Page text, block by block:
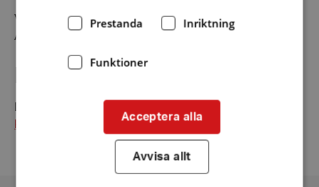
Vi träffas i föreningens lokaler på S:t Göransgatan 82
A. Närmaste tunnelbana är Fridhemsplan.
Har du frågor?
kansli@hrfstockholm.se.
Prestanda Inriktning
Funktioner
Acceptera alla
Avvisa allt